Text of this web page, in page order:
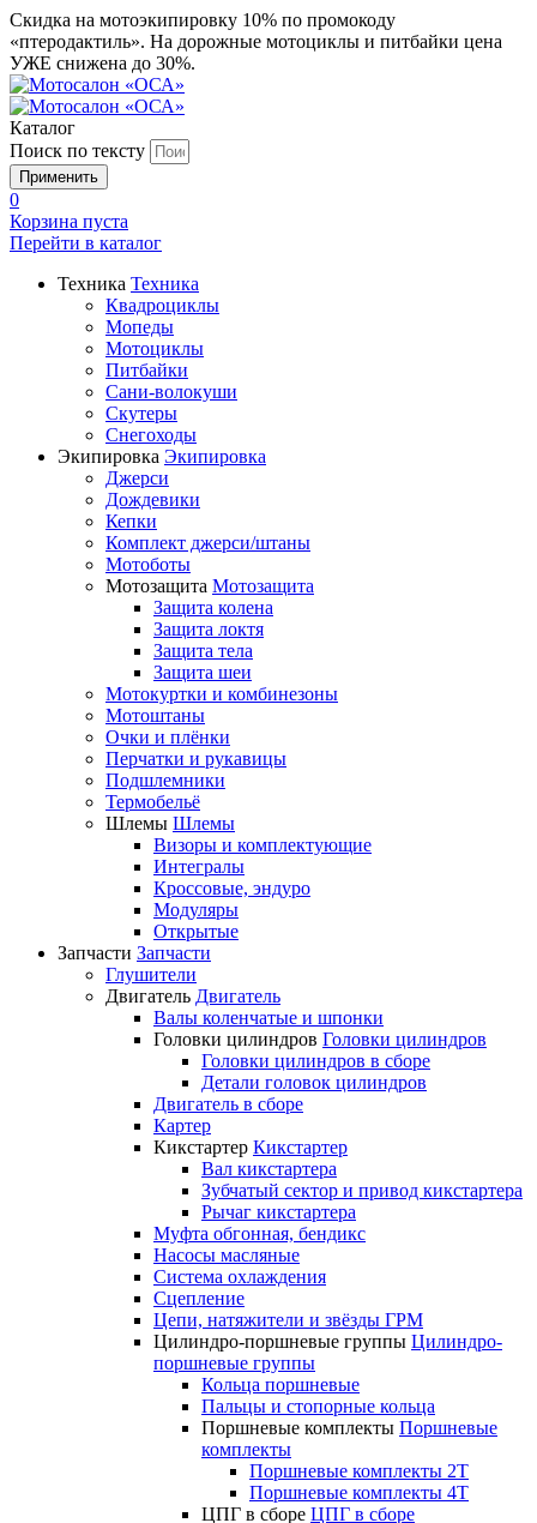
Скидка на мотоэкипировку 10% по промокоду
«птеродактиль». На дорожные мотоциклы и питбайки цена
УЖЕ снижена до 30%.
Каталог
Поиск по тексту
0
Корзина пуста
Перейти в каталог
Техника Техника
Квадроциклы
Мопеды
Мотоциклы
Питбайки
Сани-волокуши
Скутеры
Снегоходы
Экипировка Экипировка
Джерси
Дождевики
Кепки
Комплект джерси/штаны
Мотоботы
Мотозащита Мотозащита
Защита колена
Защита локтя
Защита тела
Защита шеи
Мотокуртки и комбинезоны
Мотоштаны
Очки и плёнки
Перчатки и рукавицы
Подшлемники
Термобельё
Шлемы Шлемы
Визоры и комплектующие
Интегралы
Кроссовые, эндуро
Модуляры
Открытые
Запчасти Запчасти
Глушители
Двигатель Двигатель
Валы коленчатые и шпонки
Головки цилиндров Головки цилиндров
Головки цилиндров в сборе
Детали головок цилиндров
Двигатель в сборе
Картер
Кикстартер Кикстартер
Вал кикстартера
Зубчатый сектор и привод кикстартера
Рычаг кикстартера
Муфта обгонная, бендикс
Насосы масляные
Система охлаждения
Сцепление
Цепи, натяжители и звёзды ГРМ
Цилиндро-поршневые группы Цилиндро-
поршневые группы
Кольца поршневые
Пальцы и стопорные кольца
Поршневые комплекты Поршневые
комплекты
Поршневые комплекты 2T
Поршневые комплекты 4T
ЦПГ в сборе ЦПГ в сборе